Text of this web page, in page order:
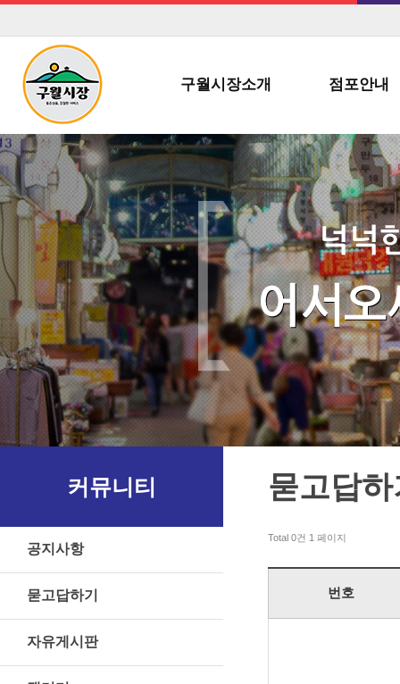
구월시장소개 점포안내
커뮤니티
공지사항
묻고답하기
자유게시판
묻고답
Total 0건 1 페이지
번호